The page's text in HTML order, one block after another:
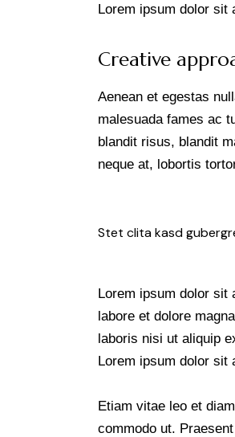
Lorem ipsum dolor sit
Creative
Aenean et egestas
malesuada fames ac
blandit risus, blandit
neque at, lobortis
Stet clita kasd
Lorem ipsum dolor
labore et dolore
laboris nisi ut aliquip
Lorem ipsum dolor sit
Etiam vitae leo et
commodo ut.